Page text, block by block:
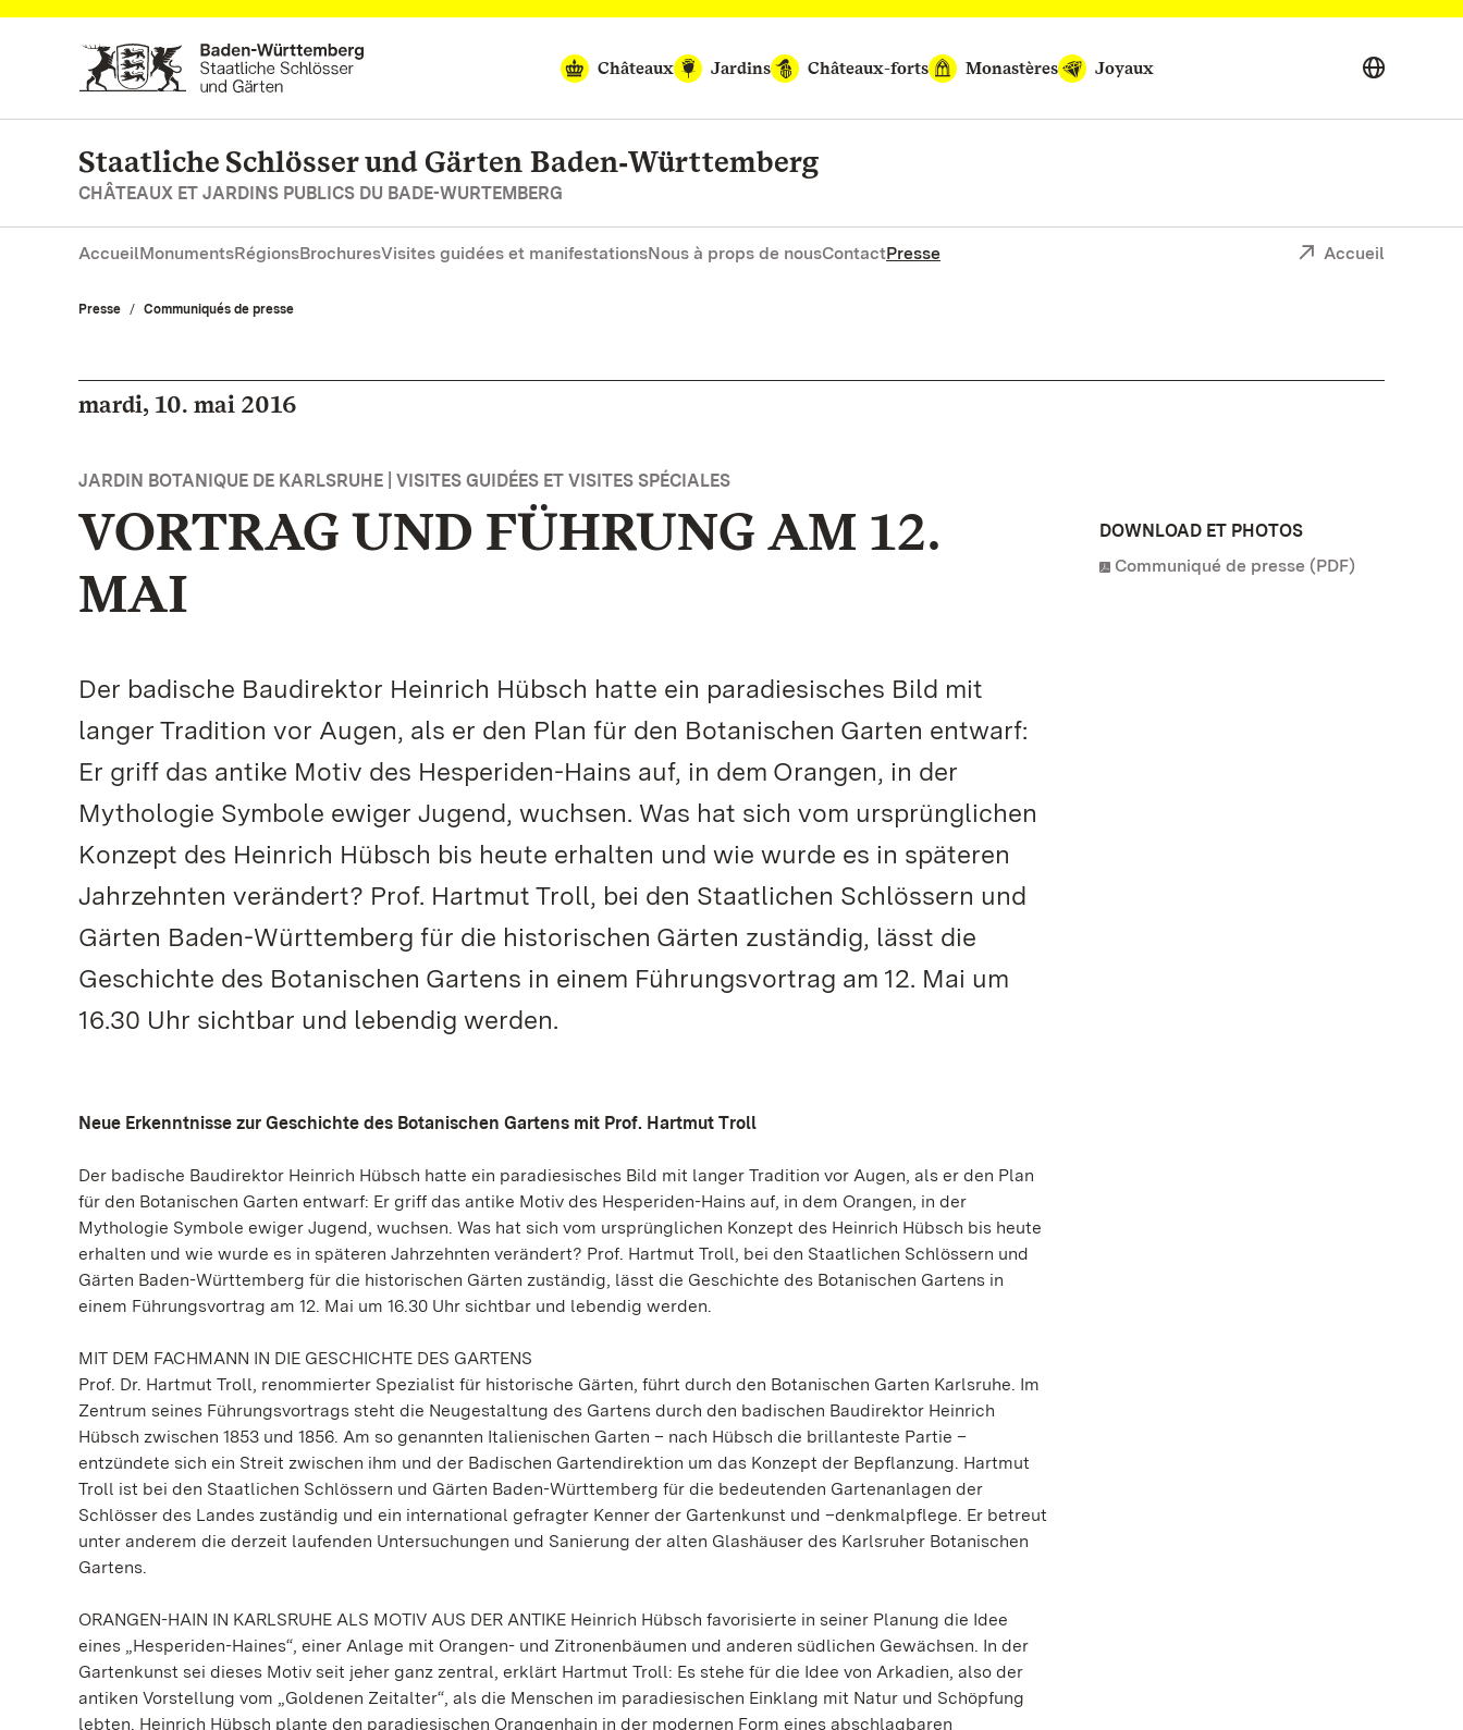
Vers la page d’accueil
Châteaux
Jardins Châteaux-forts Monastères Joyaux
Staatliche Schlösser und Gärten Baden‑Württemberg
CHÂTEAUX ET JARDINS PUBLICS DU BADE-WURTEMBERG
AccueilMonumentsRégionsBrochuresVisites guidées et manifestationsNous à props de nousContactPresse Accueil
Presse Communiqués de presse
mardi, 10. mai 2016
JARDIN BOTANIQUE DE KARLSRUHE | VISITES GUIDÉES ET VISITES SPÉCIALES
VORTRAG UND FÜHRUNG AM 12.
MAI
Der badische Baudirektor Heinrich Hübsch hatte ein paradiesisches Bild mit
langer Tradition vor Augen, als er den Plan für den Botanischen Garten entwarf:
Er griff das antike Motiv des Hesperiden-Hains auf, in dem Orangen, in der
Mythologie Symbole ewiger Jugend, wuchsen. Was hat sich vom ursprünglichen
Konzept des Heinrich Hübsch bis heute erhalten und wie wurde es in späteren
Jahrzehnten verändert? Prof. Hartmut Troll, bei den Staatlichen Schlössern und
Gärten Baden-Württemberg für die historischen Gärten zuständig, lässt die
Geschichte des Botanischen Gartens in einem Führungsvortrag am 12. Mai um
16.30 Uhr sichtbar und lebendig werden.
Neue Erkenntnisse zur Geschichte des Botanischen Gartens mit Prof. Hartmut Troll
Der badische Baudirektor Heinrich Hübsch hatte ein paradiesisches Bild mit langer Tradition vor Augen, als er den Plan
für den Botanischen Garten entwarf: Er griff das antike Motiv des Hesperiden-Hains auf, in dem Orangen, in der
Mythologie Symbole ewiger Jugend, wuchsen. Was hat sich vom ursprünglichen Konzept des Heinrich Hübsch bis heute
erhalten und wie wurde es in späteren Jahrzehnten verändert? Prof. Hartmut Troll, bei den Staatlichen Schlössern und
Gärten Baden-Württemberg für die historischen Gärten zuständig, lässt die Geschichte des Botanischen Gartens in
einem Führungsvortrag am 12. Mai um 16.30 Uhr sichtbar und lebendig werden.
MIT DEM FACHMANN IN DIE GESCHICHTE DES GARTENS
Prof. Dr. Hartmut Troll, renommierter Spezialist für historische Gärten, führt durch den Botanischen Garten Karlsruhe. Im
Zentrum seines Führungsvortrags steht die Neugestaltung des Gartens durch den badischen Baudirektor Heinrich
Hübsch zwischen 1853 und 1856. Am so genannten Italienischen Garten – nach Hübsch die brillanteste Partie –
entzündete sich ein Streit zwischen ihm und der Badischen Gartendirektion um das Konzept der Bepflanzung. Hartmut
Troll ist bei den Staatlichen Schlössern und Gärten Baden-Württemberg für die bedeutenden Gartenanlagen der
Schlösser des Landes zuständig und ein international gefragter Kenner der Gartenkunst und –denkmalpflege. Er betreut
unter anderem die derzeit laufenden Untersuchungen und Sanierung der alten Glashäuser des Karlsruher Botanischen
Gartens.
ORANGEN-HAIN IN KARLSRUHE ALS MOTIV AUS DER ANTIKE Heinrich Hübsch favorisierte in seiner Planung die Idee
eines „Hesperiden-Haines“, einer Anlage mit Orangen- und Zitronenbäumen und anderen südlichen Gewächsen. In der
Gartenkunst sei dieses Motiv seit jeher ganz zentral, erklärt Hartmut Troll: Es stehe für die Idee von Arkadien, also der
antiken Vorstellung vom „Goldenen Zeitalter“, als die Menschen im paradiesischen Einklang mit Natur und Schöpfung
lebten. Heinrich Hübsch plante den paradiesischen Orangenhain in der modernen Form eines abschlagbaren
DOWNLOAD ET PHOTOS
Communiqué de presse (PDF)